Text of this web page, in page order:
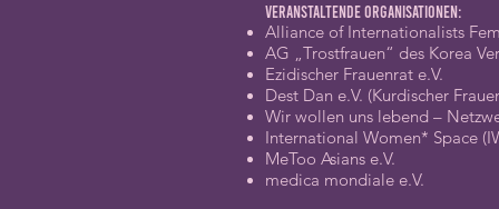
Veranstaltende Organisationen:
Alliance of Internationalists
AG „Trostfrauen“ des Korea
Ezidischer Frauenrat e.V.
Dest Dan e.V. (Kurdischer
Wir wollen uns lebend –
International Women* Space
MeToo Asians e.V.
medica mondiale e.V.